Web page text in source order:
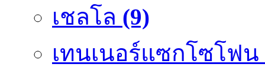
เชลโล (9)
เทนเนอร์แซกโซโฟน